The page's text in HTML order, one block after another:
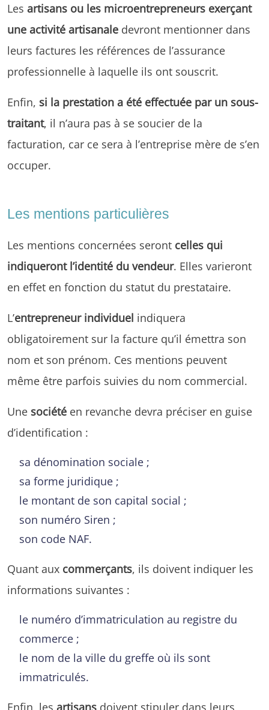
Les artisans ou les microentrepreneurs exerçant
une activité artisanale devront mentionner dans
leurs factures les références de l’assurance
professionnelle à laquelle ils ont souscrit.
Enfin, si la prestation a été effectuée par un sous-
traitant, il n’aura pas à se soucier de la
facturation, car ce sera à l’entreprise mère de s’en
occuper.
Les mentions particulières
Les mentions concernées seront celles qui
indiqueront l’identité du vendeur. Elles varieront
en effet en fonction du statut du prestataire.
L’entrepreneur individuel indiquera
obligatoirement sur la facture qu’il émettra son
nom et son prénom. Ces mentions peuvent
même être parfois suivies du nom commercial.
Une société en revanche devra préciser en guise
d’identification :
sa dénomination sociale ;
sa forme juridique ;
le montant de son capital social ;
son numéro Siren ;
son code NAF.
Quant aux commerçants, ils doivent indiquer les
informations suivantes :
le numéro d’immatriculation au registre du
commerce ;
le nom de la ville du greffe où ils sont
immatriculés.
Enfin, les artisans doivent stipuler dans leurs